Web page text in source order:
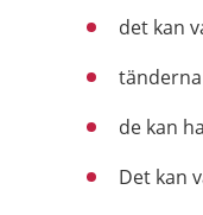
det kan
de kan
Det kan